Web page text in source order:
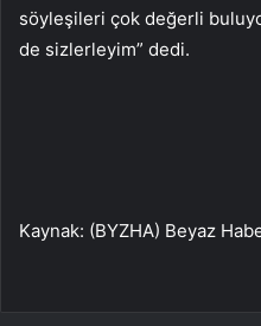
söyleşileri çok değerli
de sizlerleyim” dedi.
Kaynak: (BYZHA) Beyaz